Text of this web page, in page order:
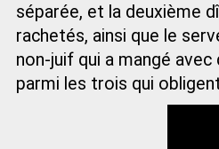
séparée, et la deuxième
rachetés, ainsi que le
non-juif qui a mangé avec
parmi les trois qui